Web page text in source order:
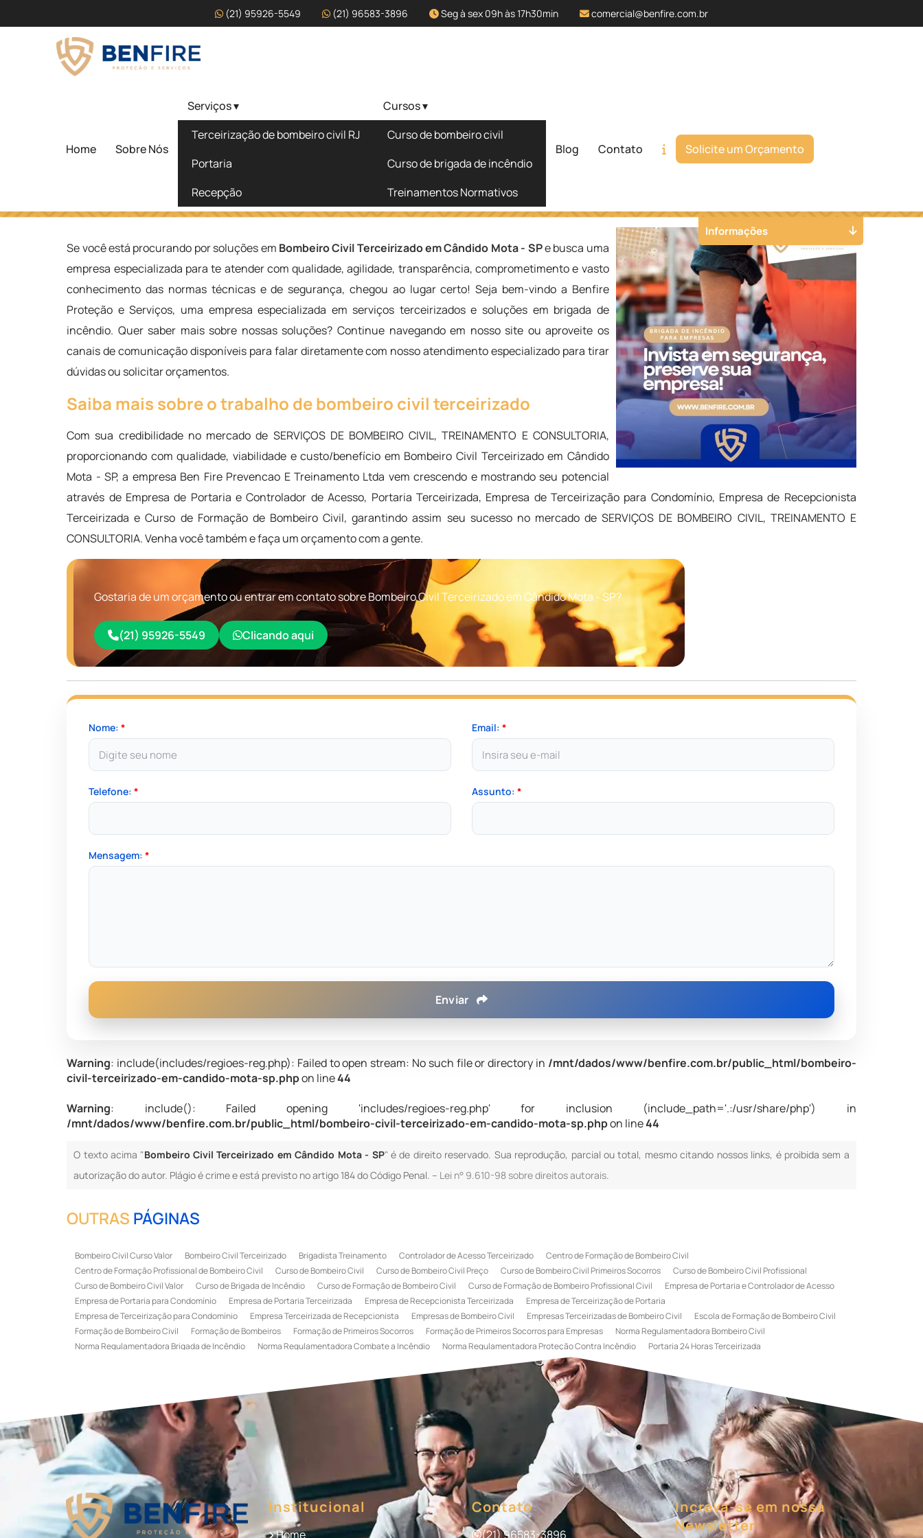
(21) 95926-5549 (21) 96583-3896 Seg à sex 09h às 17h30min comercial@benfire.com.br
Home Sobre Nós
Serviços ▾
Terceirização de bombeiro civil RJ
Portaria
Recepção
Cursos ▾
Curso de bombeiro civil
Curso de brigada de incêndio
Treinamentos Normativos
Blog Contato Solicite um Orçamento
Bombeiro Civil Terceirizado em
Cândido Mota - SP
Bombeiro Civil Terceirizado em Cândido Mota - SP
Solicite um Orçamento Chame no WhatsApp
Se você está procurando por soluções em Bombeiro Civil Terceirizado em Cândido Mota - SPe busca uma
empresa especializada para te atender com qualidade, agilidade, transparência, comprometimento e vasto
conhecimento das normas técnicas e de segurança, chegou ao lugar certo! Seja bem-vindo a Benfire
Proteção e Serviços, uma empresa especializada em serviços terceirizados e soluções em brigada de
incêndio. Quer saber mais sobre nossas soluções? Continue navegando em nosso site ou aproveite os
canais de comunicação disponíveis para falar diretamente com nosso atendimento especializado para tirar
dúvidas ou solicitar orçamentos.
Saiba mais sobre o trabalho de bombeiro civil terceirizado
Com sua credibilidade no mercado de SERVIÇOS DE BOMBEIRO CIVIL, TREINAMENTO E CONSULTORIA,
proporcionando com qualidade, viabilidade e custo/benefício em Bombeiro Civil Terceirizado em Cândido
Mota - SP, a empresa Ben Fire Prevencao E Treinamento Ltda vem crescendo e mostrando seu potencial
através de Empresa de Portaria e Controlador de Acesso, Portaria Terceirizada, Empresa de Terceirização para Condomínio, Empresa de Recepcionista
Terceirizada e Curso de Formação de Bombeiro Civil, garantindo assim seu sucesso no mercado de SERVIÇOS DE BOMBEIRO CIVIL, TREINAMENTO E
CONSULTORIA. Venha você também e faça um orçamento com a gente.
Gostaria de um orçamento ou entrar em contato sobre Bombeiro Civil Terceirizado em Cândido Mota - SP?
(21) 95926-5549 Clicando aqui
Nome:* Email: *
Telefone:* Assunto: *
Mensagem:*
Enviar
Warning: include(includes/regioes-reg.php): Failed to open stream: No such file or directory in /mnt/dados/www/benfire.com.br/public_html/bombeiro-
civil-terceirizado-em-candido-mota-sp.phpon line44
Warning: include(): Failed opening 'includes/regioes-reg.php' for inclusion (include_path='.:/usr/share/php') in
/mnt/dados/www/benfire.com.br/public_html/bombeiro-civil-terceirizado-em-candido-mota-sp.phpon line44
O texto acima "Bombeiro Civil Terceirizado em Cândido Mota - SP" é de direito reservado. Sua reprodução, parcial ou total, mesmo citando nossos links, é proibida sem a
autorização do autor. Plágio é crime e está previsto no artigo 184 do Código Penal. – Lei n° 9.610-98 sobre direitos autorais.
Informações
OUTRAS PÁGINAS
Bombeiro Civil Curso Valor Bombeiro Civil Terceirizado Brigadista Treinamento Controlador de Acesso Terceirizado
Centro de Formação de Bombeiro Civil
Centro de Formação Profissional de Bombeiro Civil
Curso de Bombeiro Civil Curso de Bombeiro Civil Preço Curso de Bombeiro Civil Primeiros Socorros
Curso de Bombeiro Civil Profissional
Curso de Bombeiro Civil Valor
Curso de Brigada de Incêndio Curso de Formação de Bombeiro Civil Curso de Formação de Bombeiro Profissional Civil
Empresa de Portaria e Controlador de Acesso
Empresa de Portaria para Condomínio
Empresa de Portaria Terceirizada Empresa de Recepcionista Terceirizada
Empresa de Terceirização de Portaria
Empresa de Terceirização para Condomínio
Empresa Terceirizada de Recepcionista Empresas de Bombeiro Civil Empresas Terceirizadas de Bombeiro Civil
Escola de Formação de Bombeiro Civil
Formação de Bombeiro Civil
Formação de Bombeiros Formação de Primeiros Socorros Formação de Primeiros Socorros para Empresas
Norma Regulamentadora Bombeiro Civil
Norma Regulamentadora Brigada de Incêndio
Norma Regulamentadora Combate a Incêndio Norma Regulamentadora Proteção Contra Incêndio
Portaria 24 Horas Terceirizada
Serviço de Portaria Remota
Serviço de Portaria Terceirizada
Serviço Especializado em Terceirização de Bombeiro Civil Terceirização de Bombeiro Terceirização de Bombeiro Civil
Terceirização de Portaria
Terceirização de Recepcionista Terceirização de Serviços de Recepcionistas Treinamento de Bombeiro Civil Treinamento de Bombeiros
Treinamento de Brigada
Treinamento de Brigada de Emergência
Treinamento de Brigada de Incêndio Treinamento de Brigada de Incêndio Valor
Treinamento de Brigadista de Incêndio
Treinamento de Combate a Incêndio NR 23
Treinamento de Incêndio Treinamento de Prevenção e Combate a Incêndio
Treinamento de Primeiro Socorros
Treinamento de Primeiros Socorros para CIPA
Treinamento de Primeiros Socorros para Empresas
Institucional
Home
Contato
(21) 96583-3896
Increva-se em nossa
Newsletter